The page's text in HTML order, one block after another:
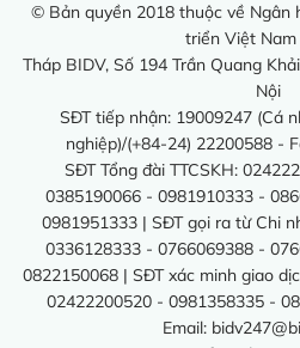
© Bản quyền 2018 thuộc về Ngân
triển Việt Nam
Tháp BIDV, Số 194 Trần Quang
Nội
SĐT tiếp nhận: 19009247 (Cá
nghiệp)/(+84-24) 22200588 -
SĐT Tổng đài TTCSKH:
0385190066 - 0981910333 -
0981951333 | SĐT gọi ra từ Chi
0336128333 - 0766069388 -
0822150068 | SĐT xác minh giao
02422200520 - 0981358335 -
Email: